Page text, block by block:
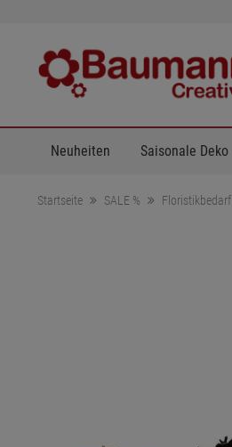
Neuheiten Saisonale Deko
Startseite SALE % Floristikbedarf